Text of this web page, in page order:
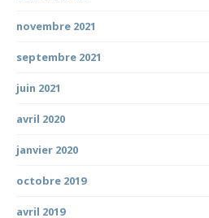
novembre 2021
septembre 2021
juin 2021
avril 2020
janvier 2020
octobre 2019
avril 2019